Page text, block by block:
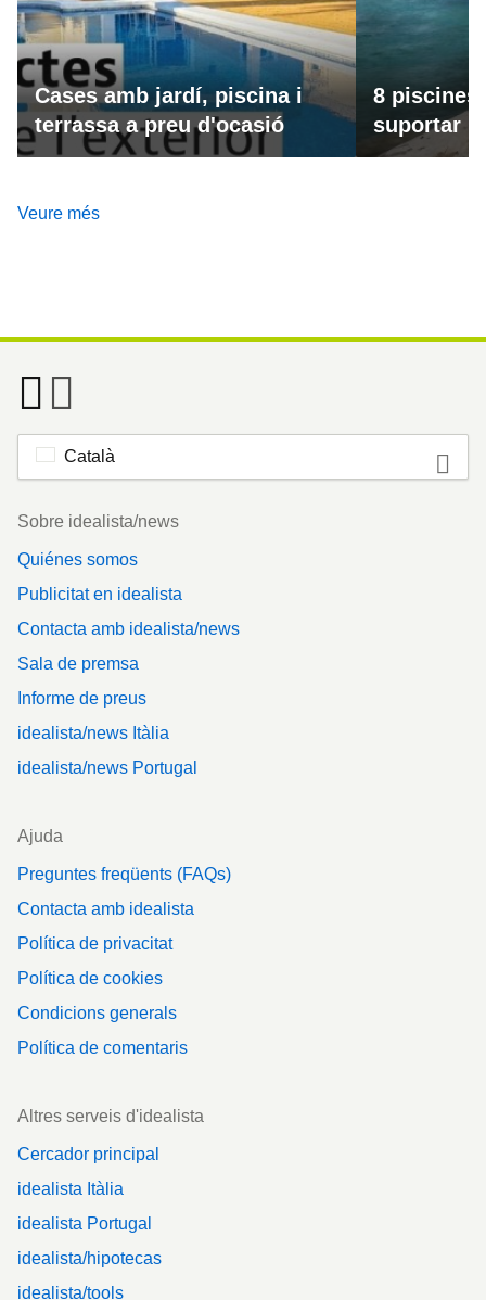
Cases amb jardí, piscina i
terrassa a preu d'ocasió
8 piscines
suportar
Veure més
Català
Footer
Sobre idealista/news
Quiénes somos
Publicitat en idealista
Contacta amb idealista/news
Sala de premsa
Informe de preus
idealista/news Itàlia
idealista/news Portugal
Ajuda
Preguntes freqüents (FAQs)
Contacta amb idealista
Política de privacitat
Política de cookies
Condicions generals
Política de comentaris
Altres serveis d'idealista
Cercador principal
idealista Itàlia
idealista Portugal
idealista/hipotecas
idealista/tools